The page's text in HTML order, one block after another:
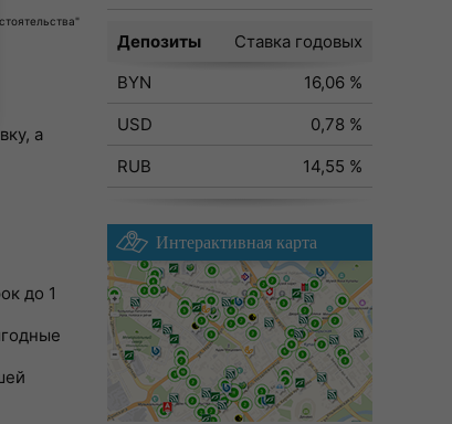
а
до 1
Депозиты
Ставка годовых
BYN
16,06 %
USD
0,78 %
RUB
14,55 %
Интерактивная карта